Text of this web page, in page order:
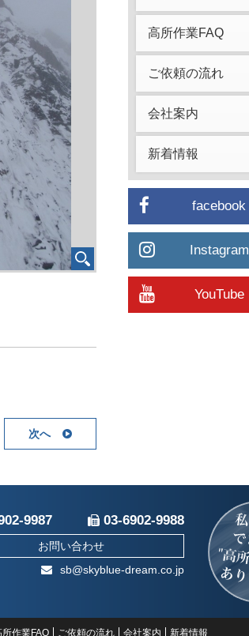
次へ
高所作業FAQ
ご依頼の流れ
会社案内
新着情報
facebook
Instagram
YouTube
9987 03-6902-9988
お問い合わせ
sb@skyblue-dream.co.jp
所作業FAQ ご依頼の流れ 会社案内 新着情報